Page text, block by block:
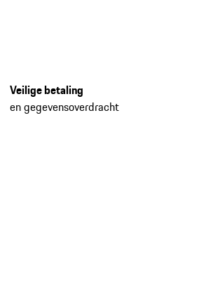
Veilige betaling
en gegevensoverdracht